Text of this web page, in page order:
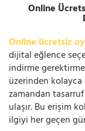
Online
Online ücretsiz
dijital eğlence
indirme
üzerinden
zamandan
ulaşır. Bu erişim
ilgiyi her geçen